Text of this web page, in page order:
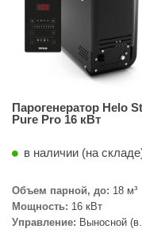
Парогенератор Helo
Pure Pro 16 кВт
в наличии (на
Объем парной, до: 18 м³
Мощность: 16 кВт
Управление: Выносной (в